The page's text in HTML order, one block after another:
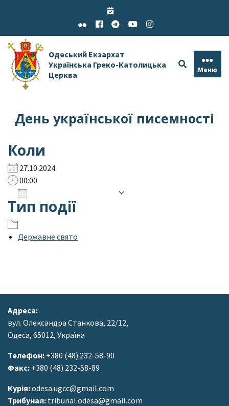
Одеський Екзархат
Українська Греко-Католицька
Церква
Меню
День української писемності
Коли
27.10.2024
00:00
Завантаження ICS
Тип події
Державне свято
Адреса:
вул. Олександра Станкова, 22/12,
Одеса, 65012, Україна
Телефон: +380 (48) 232-58-90
Факс: +380 (48) 232-58-89
Курія:odesa.ugcc@gmail.com
Трибунал: tribunal.odesa@gmail.com